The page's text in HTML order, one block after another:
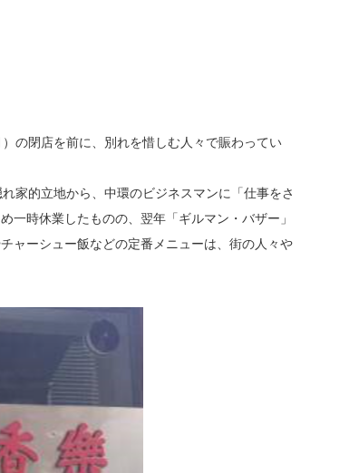
の閉店を前に、別れを惜しむ人々で賑わってい
家的立地から、中環のビジネスマンに「仕事をさ
一時休業したものの、翌年「ギルマン・バザー」
ャーシュー飯などの定番メニューは、街の人々や